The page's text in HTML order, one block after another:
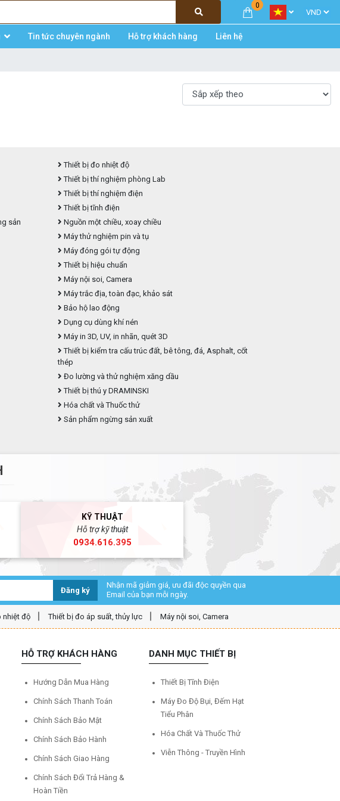
0
Tin tức chuyên ngành Hỗ trợ khách hàng Liên hệ
Thiết bị đo nhiệt độ
Thiết bị thí nghiệm phòng Lab
Thiết bị thí nghiệm điện
Thiết bị tĩnh điện
sản
Nguồn một chiều, xoay chiều
Máy thử nghiệm pin và tụ
Máy đóng gói tự động
Thiết bị hiệu chuẩn
Máy nội soi, Camera
Máy trắc địa, toàn đạc, khảo sát
Bảo hộ lao động
Dụng cụ dùng khí nén
Máy in 3D, UV, in nhãn, quét 3D
Thiết bị kiểm tra cấu trúc đất, bê tông, đá, Asphalt, cốt
thép
Đo lường và thử nghiệm xăng dầu
Thiết bị thú y DRAMINSKI
Hóa chất và Thuốc thử
Sản phẩm ngừng sản xuất
KỸ THUẬT
Hỗ trợ kỹ thuật
0934.616.395
Đăng ký
Nhận mã giảm giá, ưu đãi độc quyền qua
Email của bạn mỗi ngày.
nhiệt độ Thiết bị đo áp suất, thủy lực Máy nội soi, Camera
HỖ TRỢ KHÁCH HÀNG
Hướng Dẫn Mua Hàng
Chính Sách Thanh Toán
Chính Sách Bảo Mật
Chính Sách Bảo Hành
Chính Sách Giao Hàng
Chính Sách Đổi Trả Hàng &
Hoàn Tiền
DANH MỤC THIẾT BỊ
Thiết Bị Tĩnh Điện
Máy Đo Độ Bụi, Đếm Hạt
Tiểu Phân
Hóa Chất Và Thuốc Thử
Viễn Thông - Truyền Hình